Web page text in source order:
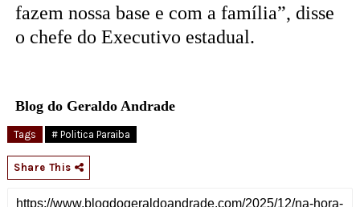
fazem nossa base e com a família”, disse
o chefe do Executivo estadual.
Blog do Geraldo Andrade
Tags # Politica Paraiba
Share This